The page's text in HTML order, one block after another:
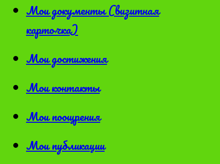
Мои документы (визитная
карточка)
Мои достижения
Мои контакты
Мои поощрения
Мои публикации